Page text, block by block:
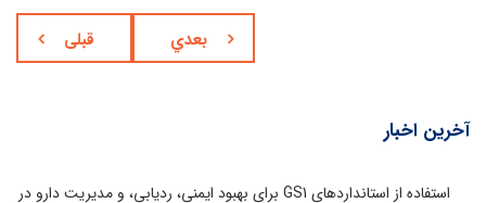
قبلی بعدي
آخرین اخبار
استفاده از استانداردهای GS1 برای بهبود ایمنی، ردیابی، و مدیریت دارو در